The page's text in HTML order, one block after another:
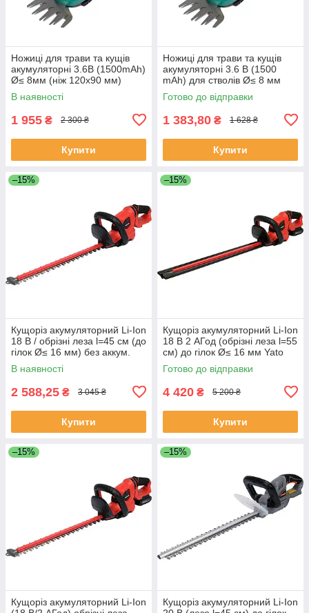
Ножиці для трави та кущів
акумуляторні 3.6В (1500mAh)
Ø≤ 8мм (ніж 120х90 мм)
тримач 65-120 мм FLO 79503
В наявності
1 955 ₴ 2 300 ₴
Купити
Ножиці для трави та кущів
акумуляторні 3.6 В (1500
mAh) для стволів Ø≤ 8 мм
(ніж 120х 90 мм) FLO 79502
Готово до відправки
1 383,80 ₴ 1 628 ₴
Купити
–15%
Кущоріз акумуляторний Li-Ion
18 В / обрізні леза l=45 см (до
гілок Ø≤ 16 мм) без аккум.
Yato YT-828332
В наявності
2 588,25 ₴ 3 045 ₴
Купити
–15%
Кущоріз акумуляторний Li-Ion
18 В 2 АГод (обрізні леза l=55
см) до гілок Ø≤ 16 мм Yato
YT-828333
Готово до відправки
4 420 ₴ 5 200 ₴
Купити
–15%
Кущоріз акумуляторний Li-Ion
–15%
Кущоріз акумуляторний Li-Ion